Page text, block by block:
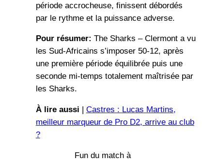
période accrocheuse, finissent débordés
par le rythme et la puissance adverse.
Pour résumer: The Sharks – Clermont a vu
les Sud-Africains s’imposer 50-12, après
une première période équilibrée puis une
seconde mi-temps totalement maîtrisée par
les Sharks.
À lire aussi
Castres : Lucas Martins,
meilleur marqueur de Pro D2, arrive au club
?
Fun du match à